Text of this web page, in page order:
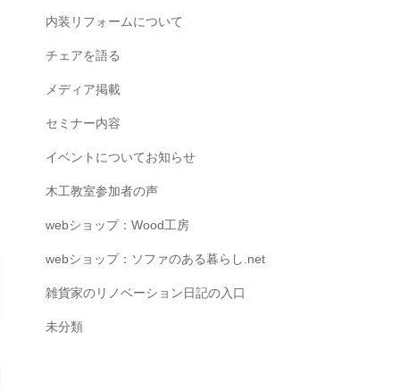
内装リフォームについて
チェアを語る
メディア掲載
セミナー内容
イベントについてお知らせ
木工教室参加者の声
webショップ：Wood工房
webショップ：ソファのある暮らし.net
雑貨家のリノベーション日記の入口
未分類